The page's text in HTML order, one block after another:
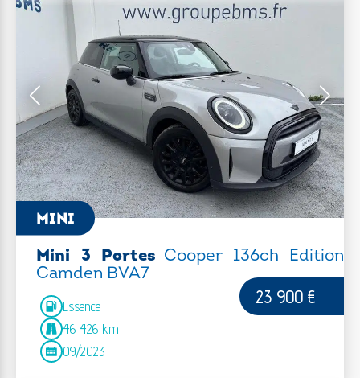
MINI
Mini 3 Portes Cooper 136ch Edition
Camden BVA7
Essence
46 426 km
09/2023
23 900 €